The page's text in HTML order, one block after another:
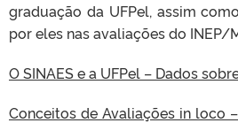
graduação da UFPel, assim
por eles nas avaliações do INEP/
O SINAES e a UFPel – Dados
Conceitos de Avaliações in loco